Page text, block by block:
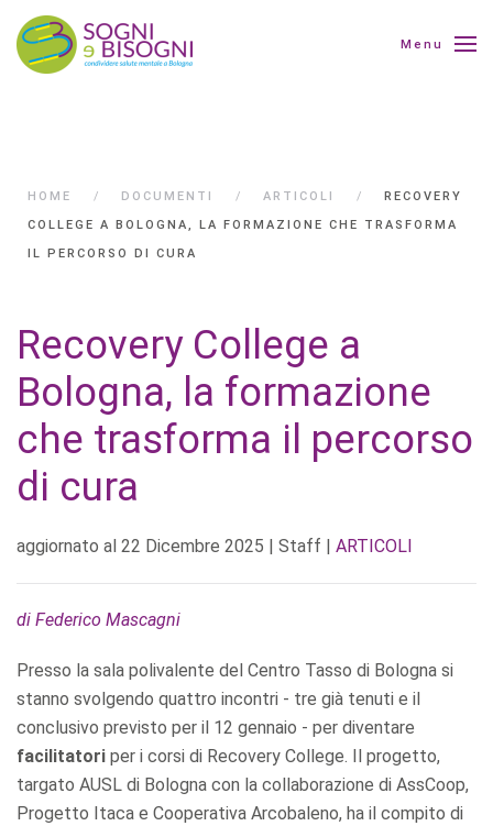
Menu
HOME DOCUMENTI ARTICOLI
RECOVERY
COLLEGE A BOLOGNA, LA FORMAZIONE CHE TRASFORMA
IL PERCORSO DI CURA
Recovery College a
Bologna, la formazione
che trasforma il percorso
di cura
aggiornato al 22 Dicembre 2025 | Staff | ARTICOLI
di Federico Mascagni
Presso la sala polivalente del Centro Tasso di Bologna si
stanno svolgendo quattro incontri - tre già tenuti e il
conclusivo previsto per il 12 gennaio - per diventare
facilitatori per i corsi di Recovery College. Il progetto,
targato AUSL di Bologna con la collaborazione di AssCoop,
Progetto Itaca e Cooperativa Arcobaleno, ha il compito di